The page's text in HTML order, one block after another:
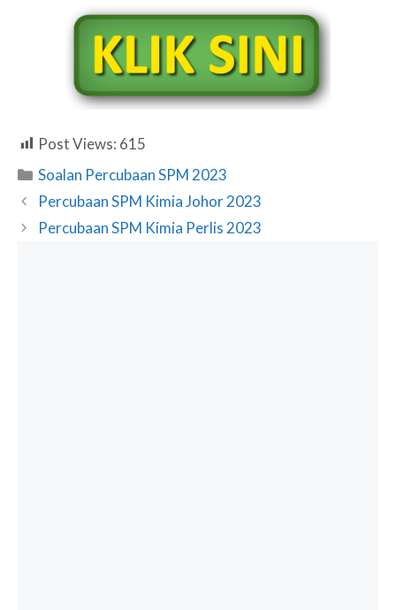
Post Views: 615
Categories
Soalan Percubaan SPM 2023
Percubaan SPM Kimia Johor 2023
Percubaan SPM Kimia Perlis 2023